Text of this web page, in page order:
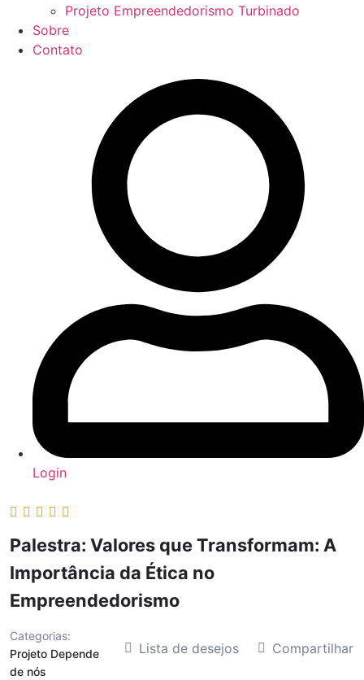
Projeto Empreendedorismo Turbinado
Sobre
Contato
Login
Palestra: Valores que Transformam: A
Importância da Ética no
Empreendedorismo
Categorias:
Projeto Depende
de nós
Lista de desejos Compartilhar